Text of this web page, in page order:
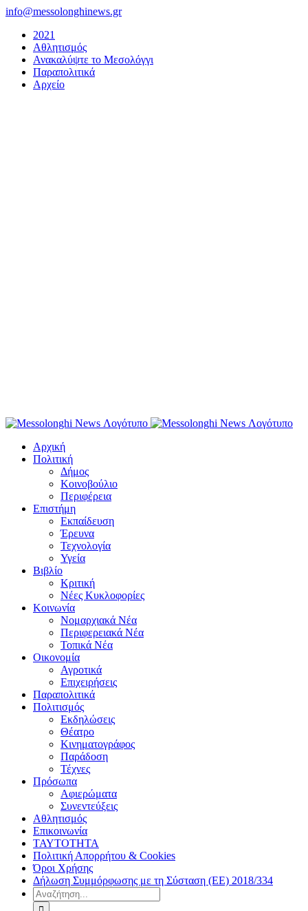
Μετάβαση
περιεχόμενο
info@messolonghinews.gr
2021
Αθλητισμός
Ανακαλύψτε το Μεσολόγγι
Παραπολιτικά
Αρχείο
Αρχική
Πολιτική
Δήμος
Κοινοβούλιο
Περιφέρεια
Επιστήμη
Εκπαίδευση
Έρευνα
Τεχνολογία
Υγεία
Βιβλίο
Κριτική
Νέες Κυκλοφορίες
Κοινωνία
Νομαρχιακά Νέα
Περιφερειακά Νέα
Τοπικά Νέα
Οικονομία
Αγροτικά
Επιχειρήσεις
Παραπολιτικά
Πολιτισμός
Εκδηλώσεις
Θέατρο
Κινηματογράφος
Παράδοση
Τέχνες
Πρόσωπα
Αφιερώματα
Συνεντεύξεις
Αθλητισμός
Επικοινωνία
ΤΑΥΤΟΤΗΤΑ
Πολιτική Απορρήτου & Cookies
Όροι Χρήσης
Δήλωση Συμμόρφωσης με τη Σύσταση (ΕΕ) 2018/334
Αναζήτηση
για: